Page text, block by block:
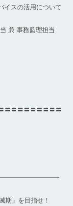
イスの活用について
兼 事務監理担当
〓〓〓〓〓〓〓〓〓
期」を目指せ！